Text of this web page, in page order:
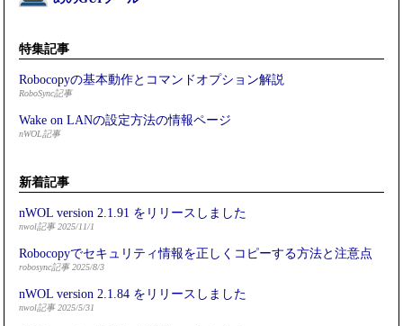
特集記事
Robocopyの基本動作とコマンドオプション解説
RoboSync記事
Wake on LANの設定方法の情報ページ
nWOL記事
新着記事
nWOL version 2.1.91 をリリースしました
nwol記事 2025/11/1
Robocopyでセキュリティ情報を正しくコピーする方法と注意点
robosync記事 2025/8/3
nWOL version 2.1.84 をリリースしました
nwol記事 2025/5/31